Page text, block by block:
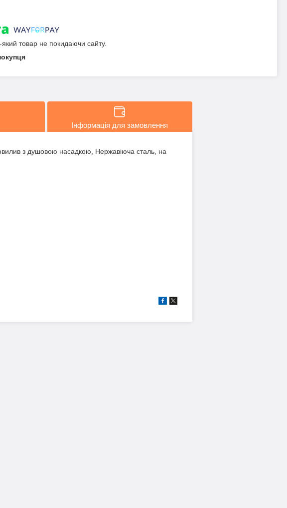
товар не покидаючи сайту.
Інформація для замовлення
з душовою насадкою, Нержавіюча сталь, на